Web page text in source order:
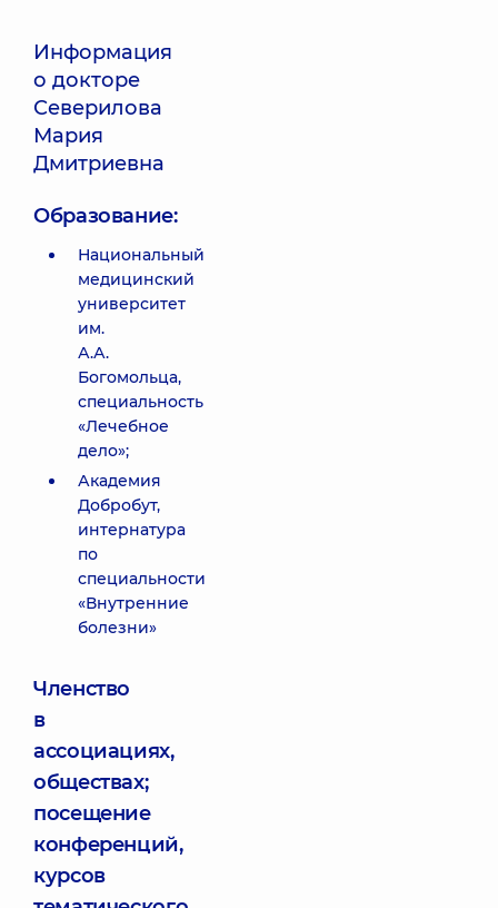
Информация
о докторе
Северилова
Мария
Дмитриевна
Образование:
Национальный
медицинский
университет
им.
А.А.
Богомольца,
специальность
«Лечебное
дело»;
Академия
Добробут,
интернатура
по
специальности
«Внутренние
болезни»
Членство
в
ассоциациях,
обществах;
посещение
конференций,
курсов